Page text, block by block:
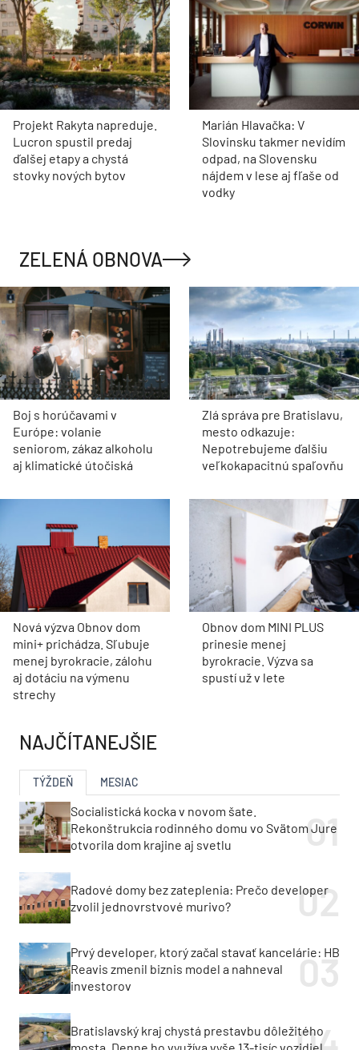
Projekt Rakyta napreduje.
Lucron spustil predaj
ďalšej etapy a chystá
stovky nových bytov
Marián Hlavačka: V
Slovinsku takmer nevidím
odpad, na Slovensku
nájdem v lese aj fľaše od
vodky
ZELENÁ OBNOVA
Boj s horúčavami v
Európe: volanie
seniorom, zákaz alkoholu
aj klimatické útočiská
Zlá správa pre Bratislavu,
mesto odkazuje:
Nepotrebujeme ďalšiu
veľkokapacitnú spaľovňu
Nová výzva Obnov dom
mini+ prichádza. Sľubuje
menej byrokracie, zálohu
aj dotáciu na výmenu
strechy
Obnov dom MINI PLUS
prinesie menej
byrokracie. Výzva sa
spustí už v lete
NAJČÍTANEJŠIE
TÝŽDEŇ MESIAC
Socialistická kocka v novom šate.
Rekonštrukcia rodinného domu vo Svätom Jure
otvorila dom krajine aj svetlu
Radové domy bez zateplenia: Prečo developer
zvolil jednovrstvové murivo?
Prvý developer, ktorý začal stavať kancelárie: HB
Reavis zmenil biznis model a nahneval
investorov
Bratislavský kraj chystá prestavbu dôležitého